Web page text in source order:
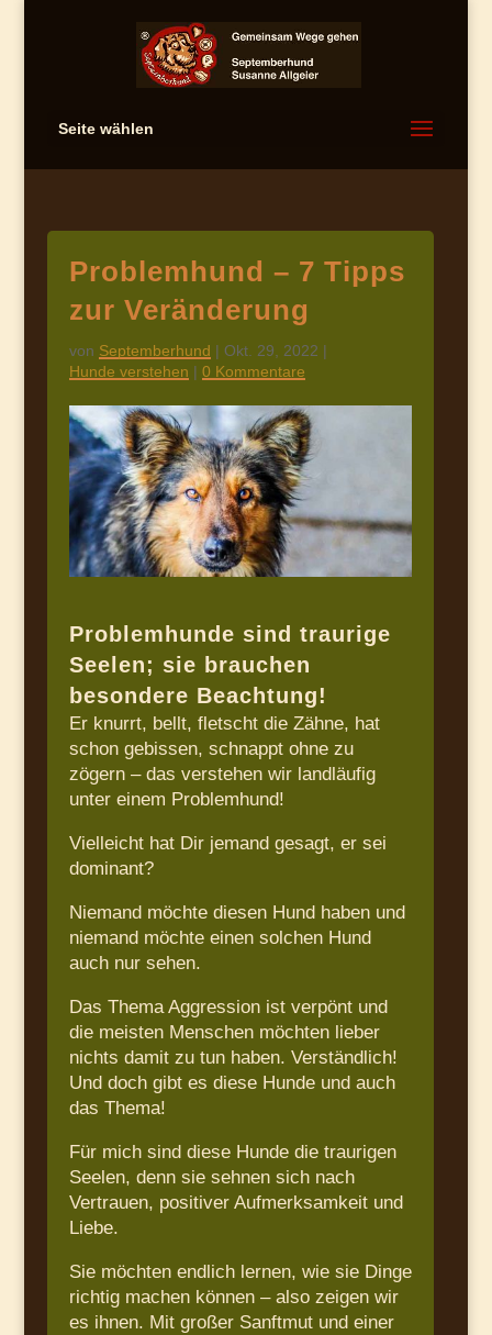
Seite wählen
Problemhund – 7 Tipps
zur Veränderung
von Septemberhund | Okt. 29, 2022 |
Hunde verstehen | 0 Kommentare
Problemhunde sind traurige
Seelen; sie brauchen
besondere Beachtung!
Er knurrt, bellt, fletscht die Zähne, hat
schon gebissen, schnappt ohne zu
zögern – das verstehen wir landläufig
unter einem Problemhund!
Vielleicht hat Dir jemand gesagt, er sei
dominant?
Niemand möchte diesen Hund haben und
niemand möchte einen solchen Hund
auch nur sehen.
Das Thema Aggression ist verpönt und
die meisten Menschen möchten lieber
nichts damit zu tun haben. Verständlich!
Und doch gibt es diese Hunde und auch
das Thema!
Für mich sind diese Hunde die traurigen
Seelen, denn sie sehnen sich nach
Vertrauen, positiver Aufmerksamkeit und
Liebe.
Sie möchten endlich lernen, wie sie Dinge
richtig machen können – also zeigen wir
es ihnen. Mit großer Sanftmut und einer